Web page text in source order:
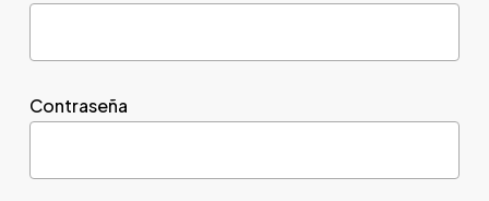
Contraseña